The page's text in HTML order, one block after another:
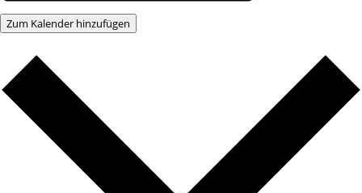
Zum Kalender hinzufügen